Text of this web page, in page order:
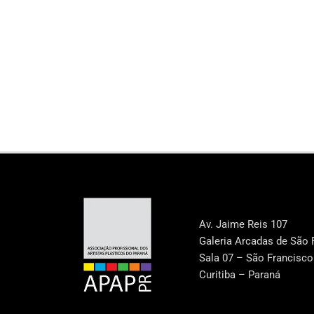
Av. Jaime Reis 107
Galeria Arcadas de São
Sala 07 – São Francisco
Curitiba – Paraná